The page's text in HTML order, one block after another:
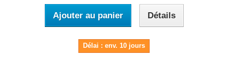
Ajouter au panier Détails
Délai : env. 10 jours